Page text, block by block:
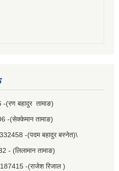
-(रण बहादुर तामाङ)
-(सेक्केमान तामाङ)
-(पदम बहादुर बस्नेत)\
- (लिलामान तामाङ)
-(राजेश रिजाल )